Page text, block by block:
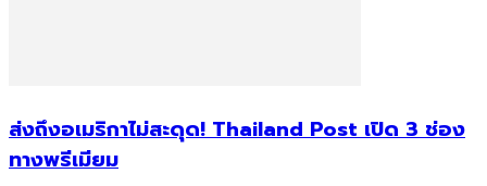
ส่งถึงอเมริกาไม่สะดุด! Thailand Post เปิด 3 ช่อง
ทางพรีเมียม